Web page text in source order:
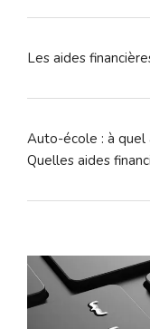
Les aides
Auto-école : à quel
Quelles aides